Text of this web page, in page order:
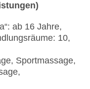
ab 16 Jahre,
10,
Sportmassage,